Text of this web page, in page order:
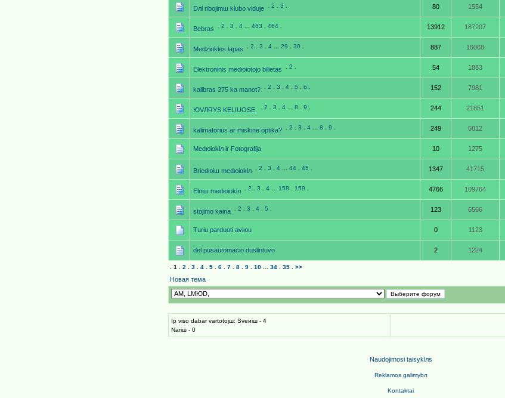
Dлl ribojimш klubo viduje 2 3 80 1554
Bebras 2 3 4 463 464 13912 187207
Medziokles lapas 2 3 4 29 30 887 16068
Elektroninis medюiotojo bilietas 2 54 1883
kalibras 375 ka manot? 2 3 4 5 6 152 7981
ЮVЛRYS KELIUOSE. 2 3 4 8 9 244 21851
kalimatorius ar miskine optika? 2 3 4 8 9 249 5812
Medюioklл ir Fotografija 10 1275
Briedюiш medюioklл 2 3 4 44 45 1347 41715
Elniш medюioklл 2 3 4 158 159 4766 109764
stojimo kaina 2 3 4 5 123 6566
Turiu parduoti aviюu 0 1123
del pusautomacio duslintuvo 2 1224
1 2 3 4 5 6 7 8 9 10 34 35 >>
Новая тема
Iр viso dabar vartotojш: Sveиiш - 4
Nariш - 0
Naudojimosi taisyklлs
Reklamos galimybл
Kontaktai